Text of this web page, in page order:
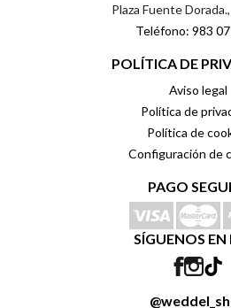
Plaza Fuente
Teléfono: 983
POLÍTICA DE
Aviso legal
Política de
Política de
Configuración de
PAGO
SÍGUENOS EN